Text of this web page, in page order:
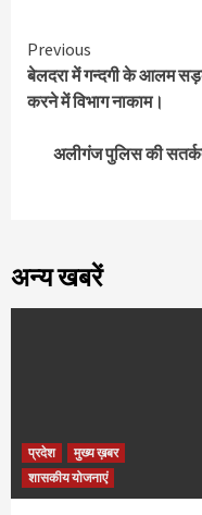
Continue
Reading
Previous
बेलदरा में गन्दगी के आलम
करने में विभाग नाकाम।
अलीगंज पुलिस की
अन्य खबरें
प्रदेश
मुख्य ख़बर
शासकीय योजनाएं